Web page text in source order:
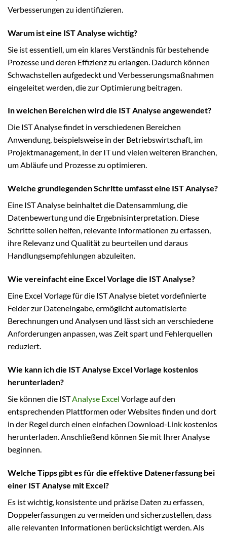
Verbesserungen zu identifizieren.
Warum ist eine IST Analyse wichtig?
Sie ist essentiell, um ein klares Verständnis für bestehende
Prozesse und deren Effizienz zu erlangen. Dadurch können
Schwachstellen aufgedeckt und Verbesserungsmaßnahmen
eingeleitet werden, die zur Optimierung beitragen.
In welchen Bereichen wird die IST Analyse angewendet?
Die IST Analyse findet in verschiedenen Bereichen
Anwendung, beispielsweise in der Betriebswirtschaft, im
Projektmanagement, in der IT und vielen weiteren Branchen,
um Abläufe und Prozesse zu optimieren.
Welche grundlegenden Schritte umfasst eine IST Analyse?
Eine IST Analyse beinhaltet die Datensammlung, die
Datenbewertung und die Ergebnisinterpretation. Diese
Schritte sollen helfen, relevante Informationen zu erfassen,
ihre Relevanz und Qualität zu beurteilen und daraus
Handlungsempfehlungen abzuleiten.
Wie vereinfacht eine Excel Vorlage die IST Analyse?
Eine Excel Vorlage für die IST Analyse bietet vordefinierte
Felder zur Dateneingabe, ermöglicht automatisierte
Berechnungen und Analysen und lässt sich an verschiedene
Anforderungen anpassen, was Zeit spart und Fehlerquellen
reduziert.
Wie kann ich die IST Analyse Excel Vorlage kostenlos
herunterladen?
Sie können die ISTAnalyse Excel Vorlage auf den
entsprechenden Plattformen oder Websites finden und dort
in der Regel durch einen einfachen Download-Link kostenlos
herunterladen. Anschließend können Sie mit Ihrer Analyse
beginnen.
Welche Tipps gibt es für die effektive Datenerfassung bei
einer IST Analyse mit Excel?
Es ist wichtig, konsistente und präzise Daten zu erfassen,
Doppelerfassungen zu vermeiden und sicherzustellen, dass
alle relevanten Informationen berücksichtigt werden. Als